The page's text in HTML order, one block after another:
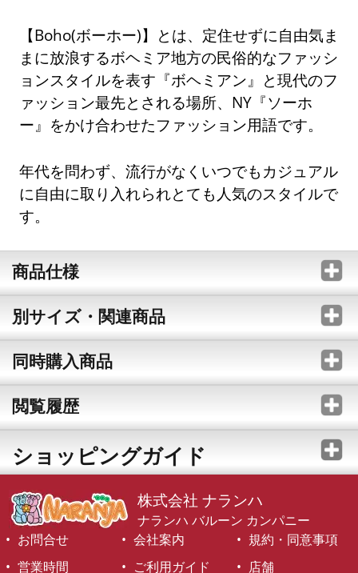
【Boho(ボーホー)】とは、定住せずに自由気ま
まに放浪するボヘミア地方の民俗的なファッシ
ョンスタイルを表す『ボヘミアン』と現代のフ
ァッション最先とされる場所、NY『ソーホ
ー』をかけ合わせたファッション用語です。
年代を問わず、流行がなくいつでもカジュアル
に自由に取り入れられとても人気のスタイルで
す。
商品仕様
別サイズ・関連商品
同時購入商品
閲覧履歴
ショッピングガイド
株式会社 ナランハ
ナランハ バルーン カンパニー
お問合せ
会社案内
規約・同意事項
営業時間
ご利用ガイド 店舗